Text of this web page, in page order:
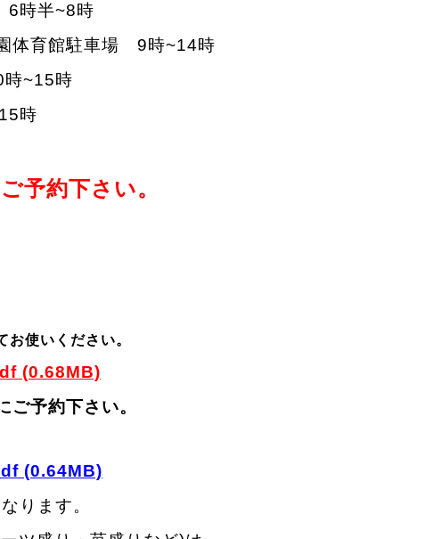
時半~8時
体育館駐車場 9時~14時
~15時
時
予約下さい。
使いください。
(0.68MB)
ご予約下さい。
(0.64MB)
ります。